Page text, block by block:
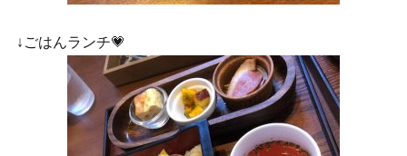
↓ごはんランチ💗